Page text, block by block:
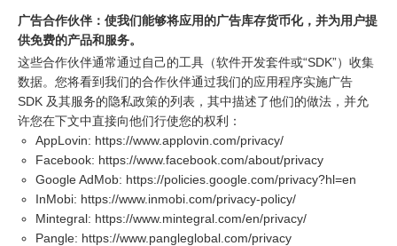
广告合作伙伴：使我们能够将应用的广告库存货币化，并为用户提
供免费的产品和服务。
这些合作伙伴通常通过自己的工具（软件开发套件或“SDK”）收集
数据。您将看到我们的合作伙伴通过我们的应用程序实施广告
SDK 及其服务的隐私政策的列表，其中描述了他们的做法，并允
许您在下文中直接向他们行使您的权利：
AppLovin: https://www.applovin.com/privacy/
Facebook: https://www.facebook.com/about/privacy
Google AdMob: https://policies.google.com/privacy?hl=en
InMobi: https://www.inmobi.com/privacy-policy/
Mintegral: https://www.mintegral.com/en/privacy/
Pangle: https://www.pangleglobal.com/privacy